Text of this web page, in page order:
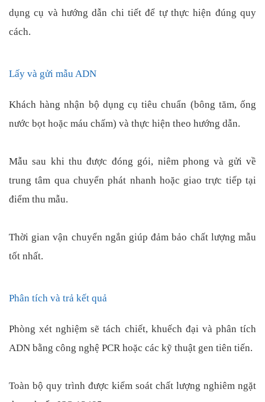
dụng cụ và hướng dẫn chi tiết để tự thực hiện đúng quy
cách.
Lấy và gửi mẫu ADN
Khách hàng nhận bộ dụng cụ tiêu chuẩn (bông tăm, ống
nước bọt hoặc máu chấm) và thực hiện theo hướng dẫn.
Mẫu sau khi thu được đóng gói, niêm phong và gửi về
trung tâm qua chuyển phát nhanh hoặc giao trực tiếp tại
điểm thu mẫu.
Thời gian vận chuyển ngắn giúp đảm bảo chất lượng mẫu
tốt nhất.
Phân tích và trả kết quả
Phòng xét nghiệm sẽ tách chiết, khuếch đại và phân tích
ADN bằng công nghệ PCR hoặc các kỹ thuật gen tiên tiến.
Toàn bộ quy trình được kiểm soát chất lượng nghiêm ngặt